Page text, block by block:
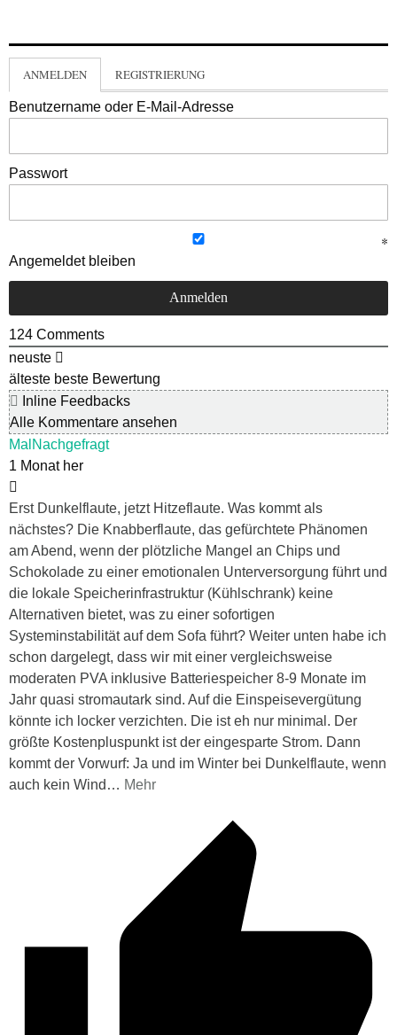
ANMELDEN REGISTRIERUNG
Benutzername oder E-Mail-Adresse
Passwort
Angemeldet bleiben
124 Comments
neuste
älteste beste Bewertung
Inline Feedbacks
Alle Kommentare ansehen
MalNachgefragt
1 Monat her
Erst Dunkelflaute, jetzt Hitzeflaute. Was kommt als
nächstes? Die Knabberflaute, das gefürchtete Phänomen
am Abend, wenn der plötzliche Mangel an Chips und
Schokolade zu einer emotionalen Unterversorgung führt und
die lokale Speicherinfrastruktur (Kühlschrank) keine
Alternativen bietet, was zu einer sofortigen
Systeminstabilität auf dem Sofa führt? Weiter unten habe ich
schon dargelegt, dass wir mit einer vergleichsweise
moderaten PVA inklusive Batteriespeicher 8-9 Monate im
Jahr quasi stromautark sind. Auf die Einspeisevergütung
könnte ich locker verzichten. Die ist eh nur minimal. Der
größte Kostenpluspunkt ist der eingesparte Strom. Dann
kommt der Vorwurf: Ja und im Winter bei Dunkelflaute, wenn
auch kein Wind … Mehr